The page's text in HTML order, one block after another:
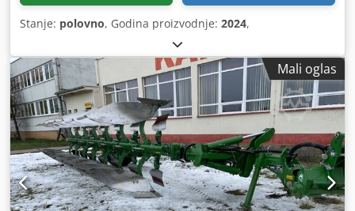
Stanje: polovno, Godina proizvodnje: 2024,
Mali oglas